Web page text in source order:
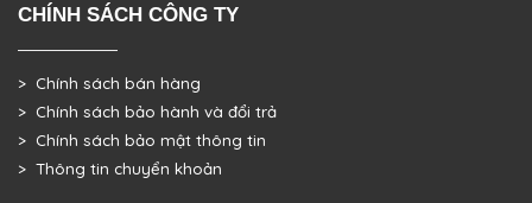
CHÍNH SÁCH CÔNG TY
> Chính sách bán hàng
> Chính sách bảo hành và đổi trả
> Chính sách bảo mật thông tin
> Thông tin chuyển khoản